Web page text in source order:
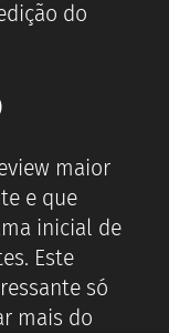
do
maior
e que
inicial de
Este
só
mais do